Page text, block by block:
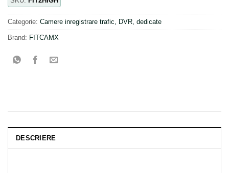
Categorie: Camere inregistrare trafic, DVR, dedicate
Brand: FITCAMX
DESCRIERE